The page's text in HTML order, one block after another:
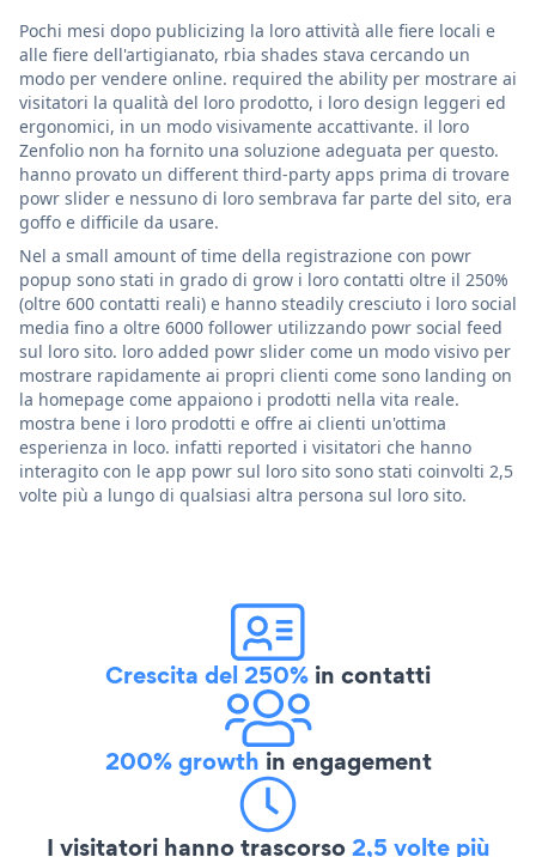
Pochi mesi dopo publicizing la loro attività alle fiere locali e
alle fiere dell'artigianato, rbia shades stava cercando un
modo per vendere online. required the ability per mostrare ai
visitatori la qualità del loro prodotto, i loro design leggeri ed
ergonomici, in un modo visivamente accattivante. il loro
Zenfolio non ha fornito una soluzione adeguata per questo.
hanno provato un different third-party apps prima di trovare
powr slider e nessuno di loro sembrava far parte del sito, era
goffo e difficile da usare.
Nel a small amount of time della registrazione con powr
popup sono stati in grado di grow i loro contatti oltre il 250%
(oltre 600 contatti reali) e hanno steadily cresciuto i loro social
media fino a oltre 6000 follower utilizzando powr social feed
sul loro sito. loro added powr slider come un modo visivo per
mostrare rapidamente ai propri clienti come sono landing on
la homepage come appaiono i prodotti nella vita reale.
mostra bene i loro prodotti e offre ai clienti un'ottima
esperienza in loco. infatti reported i visitatori che hanno
interagito con le app powr sul loro sito sono stati coinvolti 2,5
volte più a lungo di qualsiasi altra persona sul loro sito.
Crescita del 250% in contatti
200% growth in engagement
I visitatori hanno trascorso2,5 volte più